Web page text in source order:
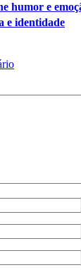
humor e
e identidade